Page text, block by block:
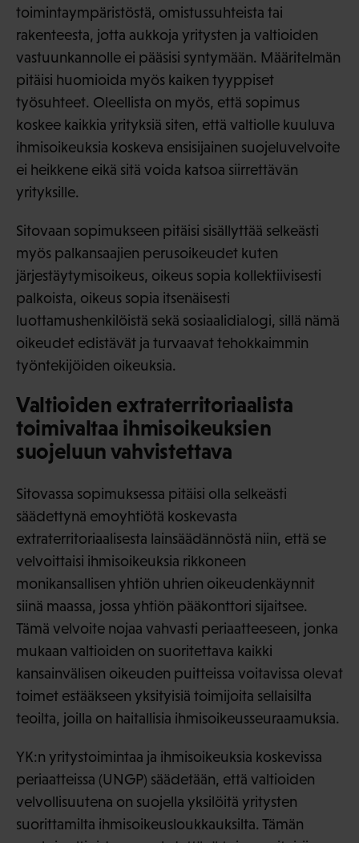
toimintaympäristöstä, omistussuhteista tai
rakenteesta, jotta aukkoja yritysten ja valtioiden
vastuunkannolle ei pääsisi syntymään. Määritelmän
pitäisi huomioida myös kaiken tyyppiset
työsuhteet. Oleellista on myös, että sopimus
koskee kaikkia yrityksiä siten, että valtiolle kuuluva
ihmisoikeuksia koskeva ensisijainen suojeluvelvoite
ei heikkene eikä sitä voida katsoa siirrettävän
yrityksille.
Sitovaan sopimukseen pitäisi sisällyttää selkeästi
myös palkansaajien perusoikeudet kuten
järjestäytymisoikeus, oikeus sopia kollektiivisesti
palkoista, oikeus sopia itsenäisesti
luottamushenkilöistä sekä sosiaalidialogi, sillä nämä
oikeudet edistävät ja turvaavat tehokkaimmin
työntekijöiden oikeuksia.
Valtioiden extraterritoriaalista
toimivaltaa ihmisoikeuksien
suojeluun vahvistettava
Sitovassa sopimuksessa pitäisi olla selkeästi
säädettynä emoyhtiötä koskevasta
extraterritoriaalisesta lainsäädännöstä niin, että se
velvoittaisi ihmisoikeuksia rikkoneen
monikansallisen yhtiön uhrien oikeudenkäynnit
siinä maassa, jossa yhtiön pääkonttori sijaitsee.
Tämä velvoite nojaa vahvasti periaatteeseen, jonka
mukaan valtioiden on suoritettava kaikki
kansainvälisen oikeuden puitteissa voitavissa olevat
toimet estääkseen yksityisiä toimijoita sellaisilta
teoilta, joilla on haitallisia ihmisoikeusseuraamuksia.
YK:n yritystoimintaa ja ihmisoikeuksia koskevissa
periaatteissa (UNGP) säädetään, että valtioiden
velvollisuutena on suojella yksilöitä yritysten
suorittamilta ihmisoikeusloukkauksilta. Tämän